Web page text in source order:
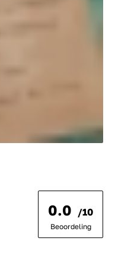
0.0 /10
Beoordeling